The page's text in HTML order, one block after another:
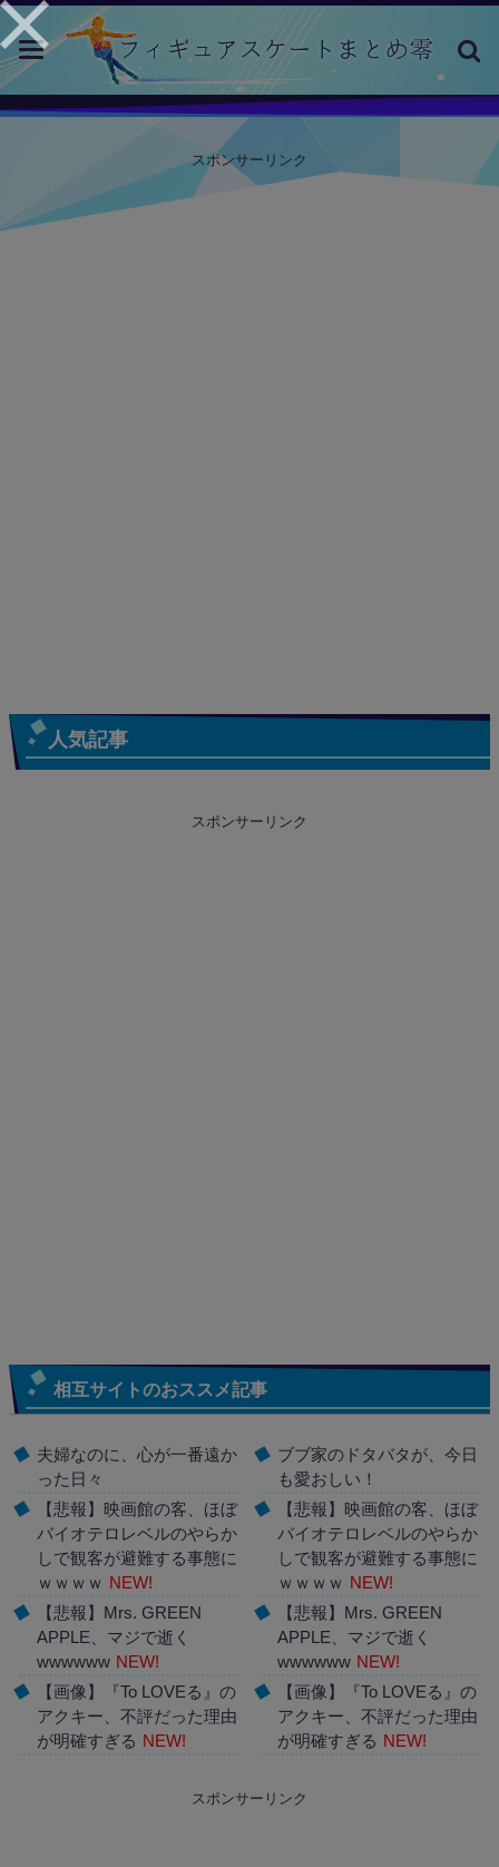
toggle
navigation
スポンサーリンク
人気記事
スポンサーリンク
相互サイトのおススメ記事
夫婦なのに、心が一番遠か
った日々
【悲報】映画館の客、ほぼ
バイオテロレベルのやらか
しで観客が避難する事態に
ｗｗｗｗ NEW!
【悲報】Mrs. GREEN
APPLE、マジで逝く
wwwwww NEW!
【画像】『To LOVEる』の
アクキー、不評だった理由
が明確すぎる NEW!
ブブ家のドタバタが、今日
も愛おしい！
【悲報】映画館の客、ほぼ
バイオテロレベルのやらか
しで観客が避難する事態に
ｗｗｗｗ NEW!
【悲報】Mrs. GREEN
APPLE、マジで逝く
wwwwww NEW!
【画像】『To LOVEる』の
アクキー、不評だった理由
が明確すぎる NEW!
RSS
スポンサーリンク